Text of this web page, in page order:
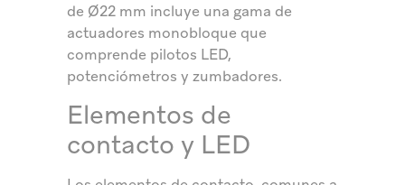
de Ø22 mm incluye una gama de
actuadores monobloque que
comprende pilotos LED,
potenciómetros y zumbadores.
Elementos de
contacto y LED